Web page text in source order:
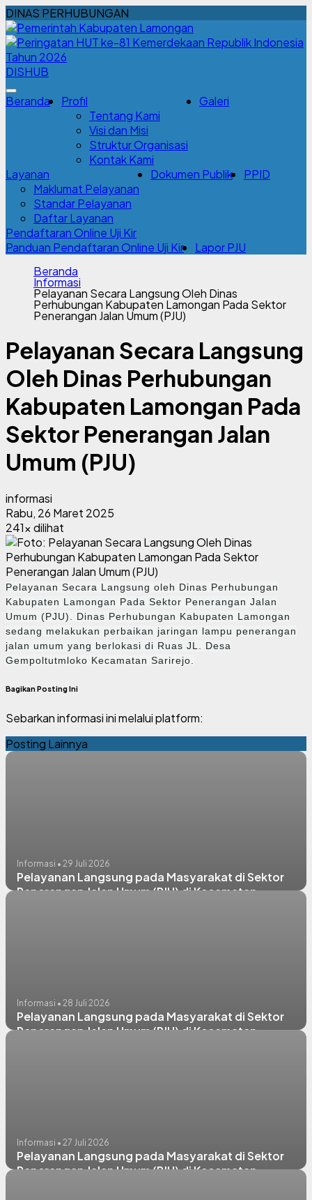
DINAS PERHUBUNGAN
DISHUB
Beranda
Profil
Tentang Kami
Visi dan Misi
Struktur Organisasi
Kontak Kami
Galeri
Layanan
Maklumat Pelayanan
Standar Pelayanan
Daftar Layanan
Dokumen Publik PPID
Pendaftaran Online Uji Kir
Panduan Pendaftaran Online Uji Kir
Lapor PJU
Beranda
Informasi
Pelayanan Secara Langsung Oleh Dinas
Perhubungan Kabupaten Lamongan Pada Sektor
Penerangan Jalan Umum (PJU)
Pelayanan Secara Langsung
Oleh Dinas Perhubungan
Kabupaten Lamongan Pada
Sektor Penerangan Jalan
Umum (PJU)
informasi
Rabu, 26 Maret 2025
241x dilihat
Pelayanan Secara Langsung oleh Dinas Perhubungan
Kabupaten Lamongan Pada Sektor Penerangan Jalan
Umum (PJU). Dinas Perhubungan Kabupaten Lamongan
sedang melakukan perbaikan jaringan lampu penerangan
jalan umum yang berlokasi di Ruas JL. Desa
Gempoltutmloko Kecamatan Sarirejo.
Bagikan Posting Ini
Sebarkan informasi ini melalui platform:
Posting Lainnya
Informasi • 29 Juli 2026
Pelayanan Langsung pada Masyarakat di Sektor
Penerangan Jalan Umum (PJU) di Kecamatan
Informasi • 28 Juli 2026
Pelayanan Langsung pada Masyarakat di Sektor
Penerangan Jalan Umum (PJU) di Kecamatan
Informasi • 27 Juli 2026
Pelayanan Langsung pada Masyarakat di Sektor
Penerangan Jalan Umum (PJU) di Kecamatan